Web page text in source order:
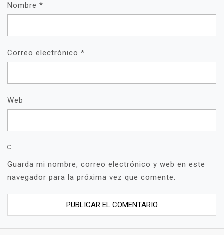
Nombre *
Correo electrónico *
Web
Guarda mi nombre, correo electrónico y web en este
navegador para la próxima vez que comente.